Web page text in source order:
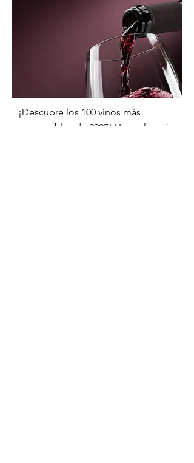
¡Descubre los 100 vinos más
memorables de 2025! Una selección